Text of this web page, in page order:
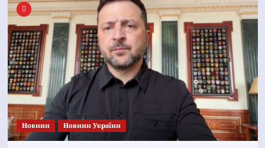
Новини Новини України